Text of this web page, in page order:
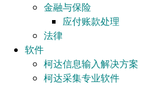
金融与保险
应付账款处理
法律
软件
柯达信息输入解决方案
柯达采集专业软件